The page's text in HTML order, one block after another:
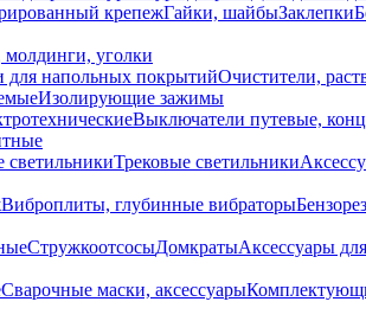
крепежГайки, шайбыЗаклепки
молдинги, уголки
для напольных покрытийОчистители,
Изолирующие зажимы
Выключатели путевые,
светильникиТрековые светильники
Виброплиты, глубинные вибраторы
СтружкоотсосыДомкратыАксессуары
Сварочные маски, аксессуары